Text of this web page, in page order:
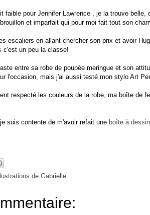
faible pour Jennifer Lawrence , je la trouve
et imparfait qui pour moi fait tout son
escaliers en allant chercher son prix et avoir
c'est un peu la classe!
entre sa robe de poupée meringue et son
l'occasion, mais j'ai aussi testé mon stylo Art
respecté les couleurs de la robe, ma boîte de
suis contente de m'avoir refait une boîte à dessin
de Gabrielle